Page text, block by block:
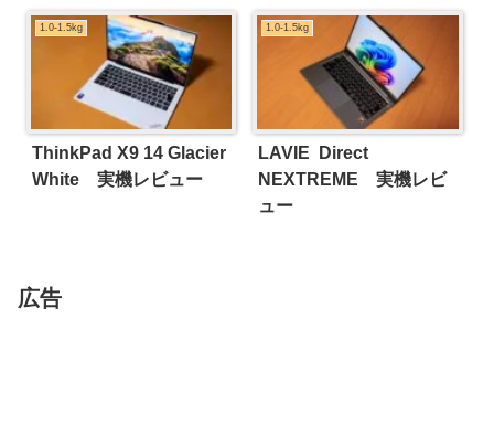
1.0-1.5kg
ThinkPad X9 14 Glacier
White 実機レビュー
1.0-1.5kg
LAVIE Direct
NEXTREME 実機レビ
ュー
広告